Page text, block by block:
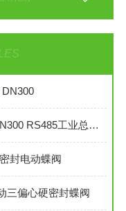
电动金属法兰蝶阀 D943H-16C DN300 RS485工业总线型
封电动蝶阀
三偏心硬密封蝶阀